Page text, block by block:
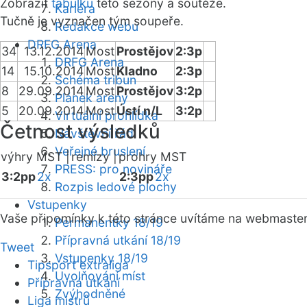
Kariéra
Redakce webu
DRFG Arena
DRFG Arena
Schéma tribun
Plánek areny
Virtuální prohlídka
Návštěvní řád
Veřejné bruslení
PRESS: pro novináře
Rozpis ledové plochy
Vstupenky
Permanentky 18/19
Přípravná utkání 18/19
Vstupenky 18/19
Uvolňování míst
Zvýhodněné
Zobrazit tabulku této sezóny a soutěže.
Tučně je vyznačen tým soupeře.
34 13.12.2014MostProstějov2:3p
14
15.10.2014MostKladno
2:3p
8
29.09.2014MostProstějov3:2p
5
20.09.2014MostÚstí n/L 3:2p
Četnost výsledků
výhry MST |remízy |prohry MST
3:2pp2x 2:3pp2x
Vaše připomínky k této stránce uvítáme na webmaster
Tweet
Tipsport extraliga
Přípravná utkání
Liga mistrů